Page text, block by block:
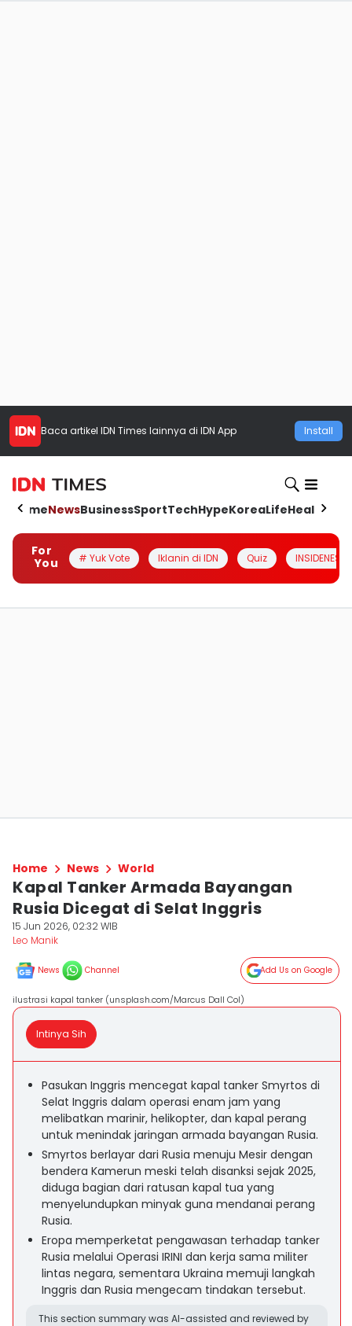
Baca artikel IDN Times lainnya di IDN App Install
HomeNewsBusinessSportTechHypeKoreaLifeHealth
For
You
# Yuk Vote Iklanin di IDN Quiz INSIDENESIA
Home News World
Kapal Tanker Armada Bayangan
Rusia Dicegat di Selat Inggris
15 Jun 2026, 02:32 WIB
Leo Manik
News Channel Add Us on Google
ilustrasi kapal tanker (unsplash.com/Marcus Dall Col)
Intinya Sih
Pasukan Inggris mencegat kapal tanker Smyrtos di
Selat Inggris dalam operasi enam jam yang
melibatkan marinir, helikopter, dan kapal perang
untuk menindak jaringan armada bayangan Rusia.
Smyrtos berlayar dari Rusia menuju Mesir dengan
bendera Kamerun meski telah disanksi sejak 2025,
diduga bagian dari ratusan kapal tua yang
menyelundupkan minyak guna mendanai perang
Rusia.
Eropa memperketat pengawasan terhadap tanker
Rusia melalui Operasi IRINI dan kerja sama militer
lintas negara, sementara Ukraina memuji langkah
Inggris dan Rusia mengecam tindakan tersebut.
This section summary was AI-assisted and reviewed by